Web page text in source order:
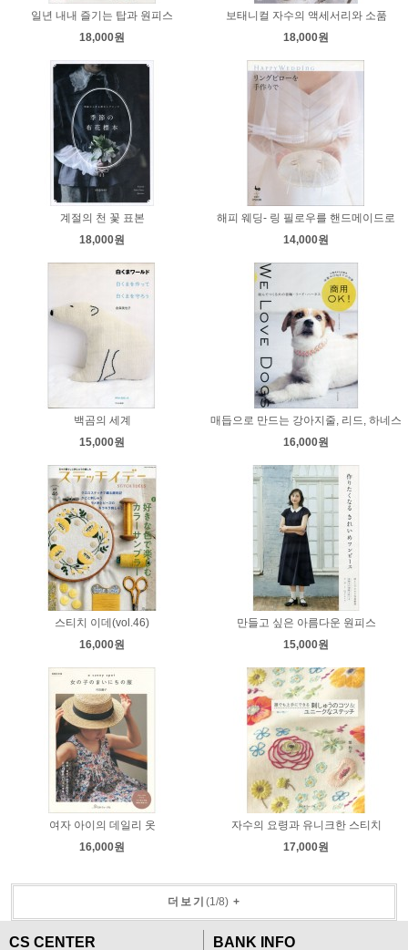
일년 내내 즐기는 탑과 원피스
18,000원
보태니컬 자수의 액세서리와 소품
18,000원
계절의 천 꽃 표본
18,000원
해피 웨딩- 링 필로우를 핸드메이드로
14,000원
백곰의 세계
15,000원
매듭으로 만드는 강아지줄, 리드, 하네스
16,000원
스티치 이데(vol.46)
16,000원
만들고 싶은 아름다운 원피스
15,000원
여자 아이의 데일리 옷
16,000원
자수의 요령과 유니크한 스티치
17,000원
더보기 (1/8)+
CS CENTER BANK INFO